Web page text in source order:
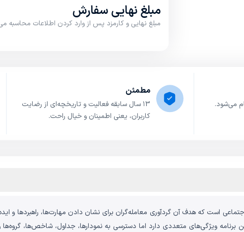
مبلغ نهایی سفارش
مبلغ نهایی و کارمزد پس از وارد کردن اطلاعات محاسبه
مطمئن
۱3 سال سابقه فعالیت و تاریخچه‌ای از رضایت
کاربران، یعنی اطمینان و خیال راحت.
است که هدف آن گردآوری معامله‌گران برای نشان دادن مهارت‌ها، راهبردها و
برنامه ویژگی‌های متعددی دارد اما دسترسی به نمودارها، جداول، شاخص‌ها، گروه‌ها